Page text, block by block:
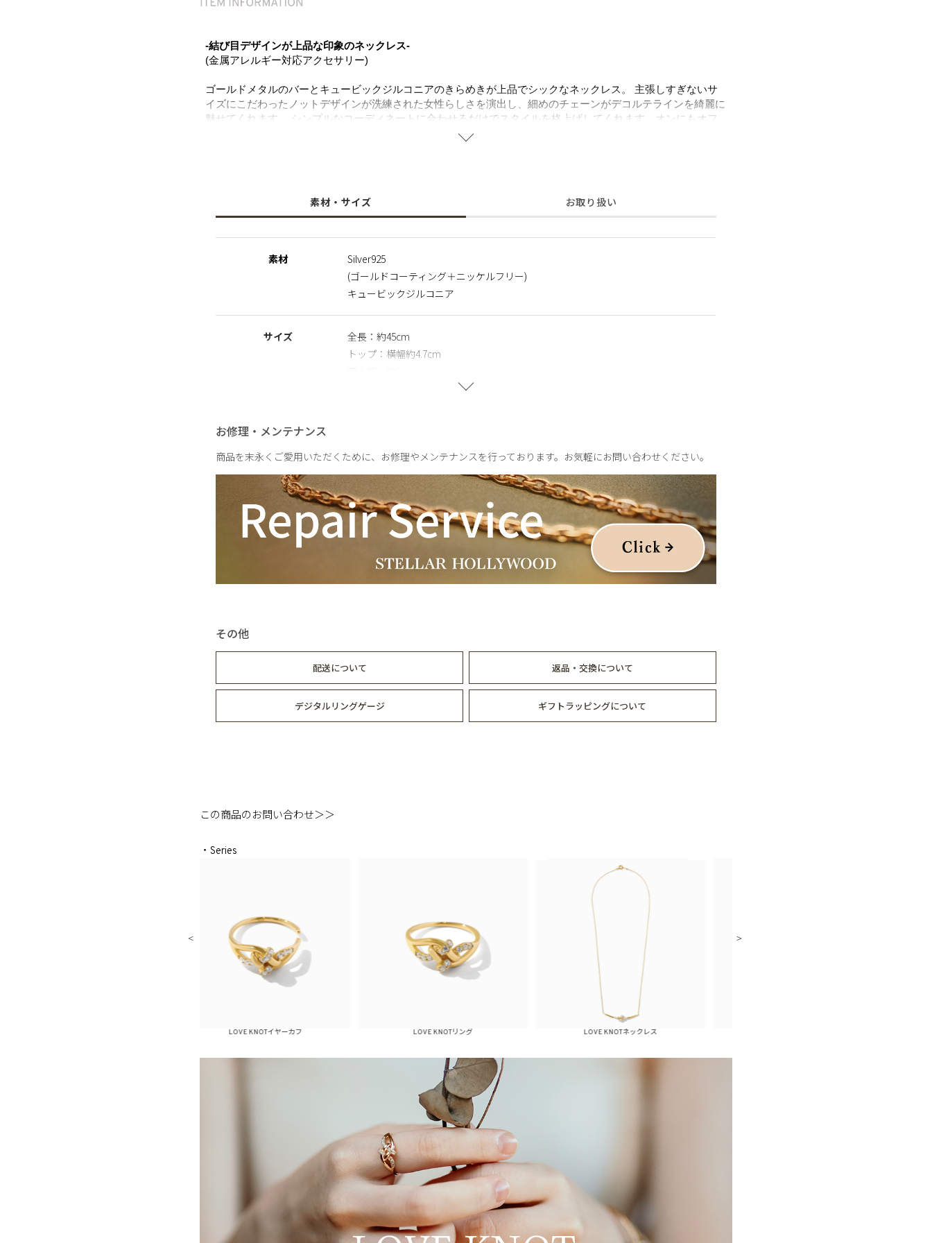
-結び目デザインが上品な印象のネックレス-
(金属アレルギー対応アクセサリー)
ゴールドメタルのバーとキュービックジルコニアのきらめきが上品でシックなネックレス。 主張しすぎないサ
イズにこだわったノットデザインが洗練された女性らしさを演出し、細めのチェーンがデコルテラインを綺麗に
魅せてくれます。 シンプルなコーディネートに合わせるだけでスタイルを格上げしてくれます。オンにもオフ
にも着けられ、お守りジュエリーとしても持っておきたいアイテムです。
※ニッケルフリー
金属製のアクセサリーに含まれるニッケルで引き起こるアレルギーを防ぐために、ニッケルをほぼ含まずに作ら
※こちらの商品はサステナブルの観点から地球の限りある宝石を大切にし、受注生産にて承っています。 お客
様からオーダーを頂き次第、一点一点お作りしております。 そのため、返品・交換・キャンセルができない商
素材・サイズ お取り扱い
素材
Silver925
(ゴールドコーティング＋ニッケルフリー)
キュービックジルコニア
サイズ
全長：約45cm
トップ：横幅約4.7cm
お修理・メンテナンス
商品を末永くご愛用いただくために、お修理やメンテナンスを行っております。お気軽にお問い合わせください。
その他
配送について 返品・交換について
デジタルリングゲージ ギフトラッピングについて
この商品のお問い合わせ＞＞
・Series
LOVE KNOTイヤーカフ LOVE KNOTリング LOVE KNOTネックレス